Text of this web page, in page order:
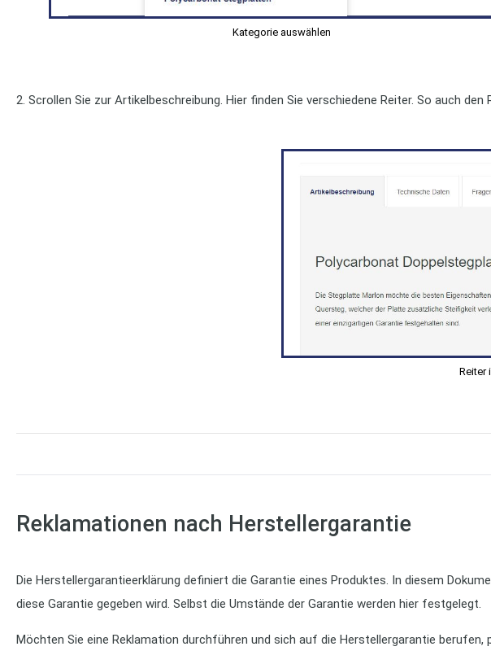
Kategorie auswählen
2. Scrollen Sie zur Artikelbeschreibung. Hier finden Sie verschiedene Reiter. So auch den
Reiter
Reklamationen nach Herstellergarantie
Die Herstellergarantieerklärung definiert die Garantie eines Produktes. In diesem
diese Garantie gegeben wird. Selbst die Umstände der Garantie werden hier festgelegt.
Möchten Sie eine Reklamation durchführen und sich auf die Herstellergarantie